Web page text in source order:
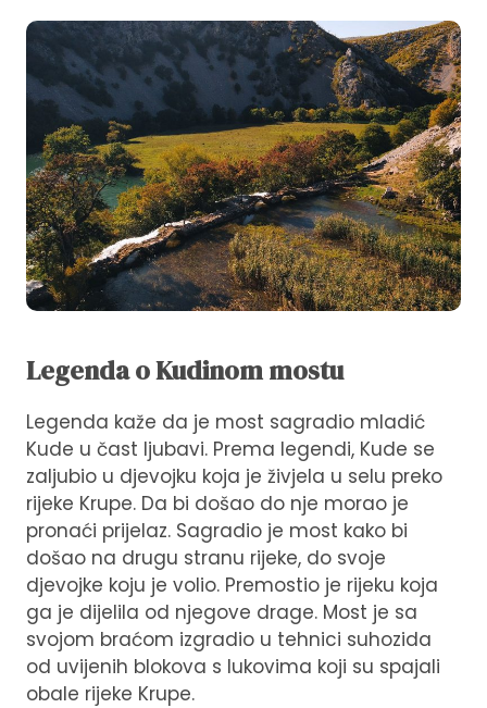
Legenda o Kudinom mostu
Legenda kaže da je most sagradio mladić
Kude u čast ljubavi. Prema legendi, Kude se
zaljubio u djevojku koja je živjela u selu preko
rijeke Krupe. Da bi došao do nje morao je
pronaći prijelaz. Sagradio je most kako bi
došao na drugu stranu rijeke, do svoje
djevojke koju je volio. Premostio je rijeku koja
ga je dijelila od njegove drage. Most je sa
svojom braćom izgradio u tehnici suhozida
od uvijenih blokova s lukovima koji su spajali
obale rijeke Krupe.